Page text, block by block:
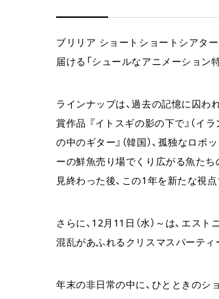
ブリリア ショートショートシアター
届ける「シュールなアニメーション
ラインナップは、過去の記憶に囚わ
賞作品 『イトスギの影の下で』（イ
の中のギター』（韓国）、孤独なロボ
ーの鮮魚売り場でくり広がる魚たち
見終わった後、この1年を新たな視
さらに、12月11日（水）～は、エス
混乱があふれるクリスマスパーティ
年末の非日常の中に、ひとときのシ